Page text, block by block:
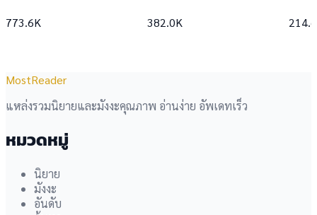
773.6K 382.0K
MostReader
แหล่งรวมนิยายและมังงะคุณภาพ อ่านง่าย อัพเดทเร็ว
หมวดหมู่
นิยาย
มังงะ
อันดับ